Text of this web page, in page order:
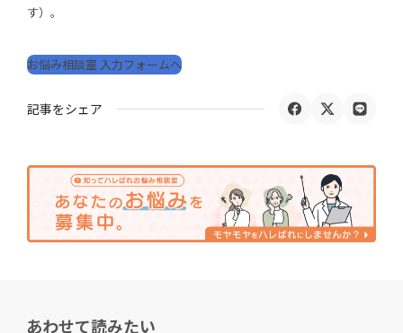
す）。
お悩み相談室 入力フォームへ
記事をシェア
あわせて読みたい